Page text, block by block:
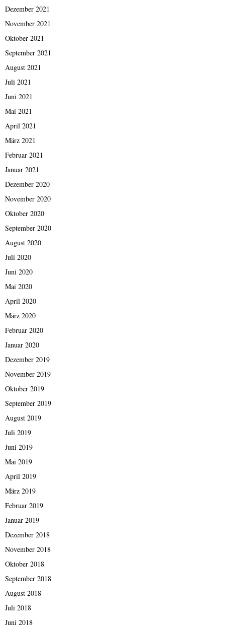
Dezember 2021
November 2021
Oktober 2021
September 2021
August 2021
Juli 2021
Juni 2021
Mai 2021
April 2021
März 2021
Februar 2021
Januar 2021
Dezember 2020
November 2020
Oktober 2020
September 2020
August 2020
Juli 2020
Juni 2020
Mai 2020
April 2020
März 2020
Februar 2020
Januar 2020
Dezember 2019
November 2019
Oktober 2019
September 2019
August 2019
Juli 2019
Juni 2019
Mai 2019
April 2019
März 2019
Februar 2019
Januar 2019
Dezember 2018
November 2018
Oktober 2018
September 2018
August 2018
Juli 2018
Juni 2018